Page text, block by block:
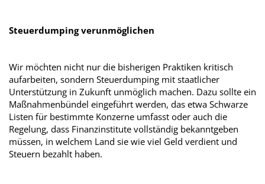
Steuerdumping verunmöglichen
Wir möchten nicht nur die bisherigen Praktiken kritisch
aufarbeiten, sondern Steuerdumping mit staatlicher
Unterstützung in Zukunft unmöglich machen. Dazu sollte ein
Maßnahmenbündel eingeführt werden, das etwa Schwarze
Listen für bestimmte Konzerne umfasst oder auch die
Regelung, dass Finanzinstitute vollständig bekanntgeben
müssen, in welchem Land sie wie viel Geld verdient und
Steuern bezahlt haben.